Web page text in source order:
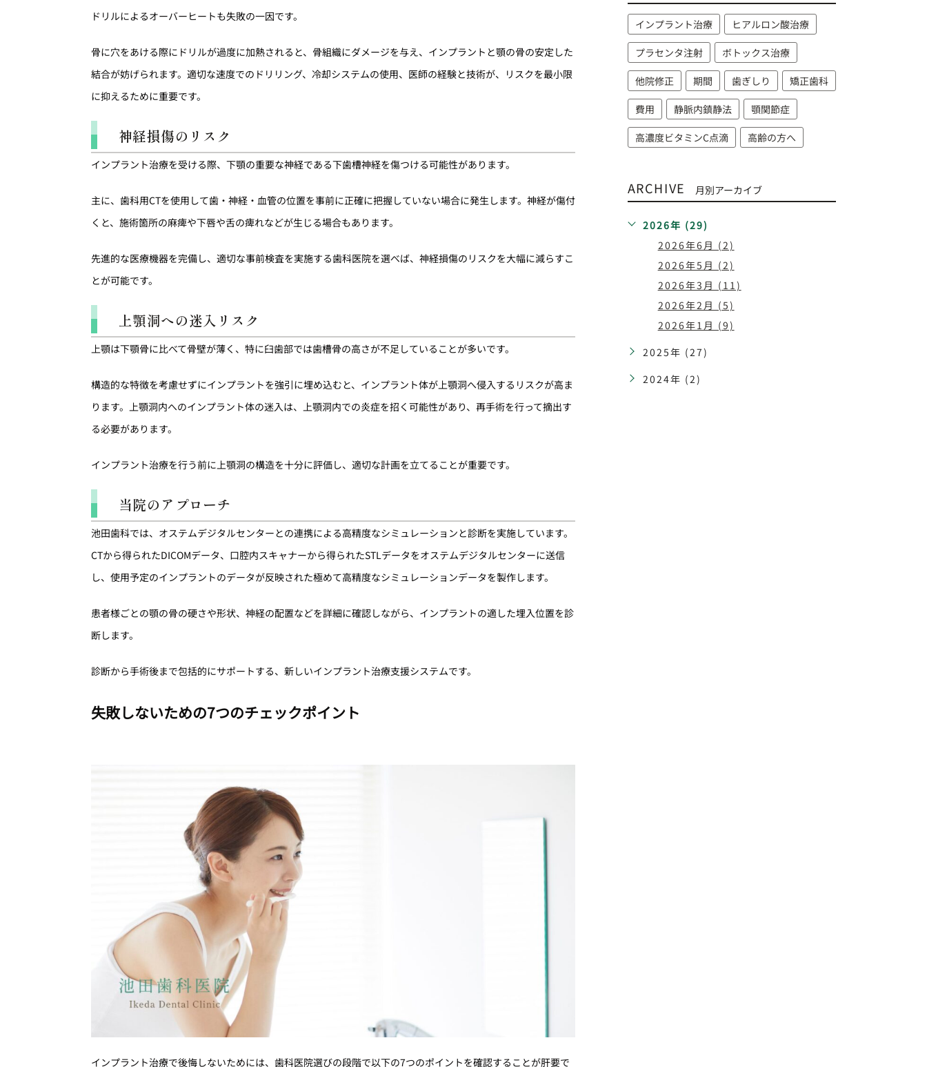
ドリルによるオーバーヒートも失敗の一因です。
骨に穴をあける際にドリルが過度に加熱されると、骨組織にダメージを与え、インプラントと顎の骨の安定した
結合が妨げられます。適切な速度でのドリリング、冷却システムの使用、医師の経験と技術が、リスクを最小限
に抑えるために重要です。
神経損傷のリスク
インプラント治療を受ける際、下顎の重要な神経である下歯槽神経を傷つける可能性があります。
主に、歯科用CTを使用して歯・神経・血管の位置を事前に正確に把握していない場合に発生します。神経が傷付
くと、施術箇所の麻痺や下唇や舌の痺れなどが生じる場合もあります。
先進的な医療機器を完備し、適切な事前検査を実施する歯科医院を選べば、神経損傷のリスクを大幅に減らすこ
とが可能です。
上顎洞への迷入リスク
上顎は下顎骨に比べて骨壁が薄く、特に臼歯部では歯槽骨の高さが不足していることが多いです。
構造的な特徴を考慮せずにインプラントを強引に埋め込むと、インプラント体が上顎洞へ侵入するリスクが高ま
ります。上顎洞内へのインプラント体の迷入は、上顎洞内での炎症を招く可能性があり、再手術を行って摘出す
る必要があります。
インプラント治療を行う前に上顎洞の構造を十分に評価し、適切な計画を立てることが重要です。
当院のアプローチ
池田歯科では、オステムデジタルセンターとの連携による高精度なシミュレーションと診断を実施しています。
CTから得られたDICOMデータ、口腔内スキャナーから得られたSTLデータをオステムデジタルセンターに送信
し、使用予定のインプラントのデータが反映された極めて高精度なシミュレーションデータを製作します。
患者様ごとの顎の骨の硬さや形状、神経の配置などを詳細に確認しながら、インプラントの適した埋入位置を診
断します。
診断から手術後まで包括的にサポートする、新しいインプラント治療支援システムです。
失敗しないための7つのチェックポイント
インプラント治療で後悔しないためには、歯科医院選びの段階で以下の7つのポイントを確認することが肝要で
インプラント治療 ヒアルロン酸治療
プラセンタ注射 ボトックス治療
他院修正 期間 歯ぎしり 矯正歯科
費用 静脈内鎮静法 顎関節症
高濃度ビタミンC点滴 高齢の方へ
ARCHIVE 月別アーカイブ
2026年 (29)
2026年6月 (2)
2026年5月 (2)
2026年3月 (11)
2026年2月 (5)
2026年1月 (9)
2025年 (27)
2024年 (2)